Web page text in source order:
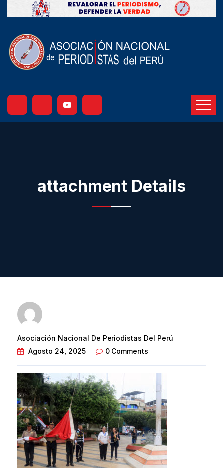
attachment Details
Asociación Nacional De Periodistas Del Perú
Agosto 24, 2025
0 Comments